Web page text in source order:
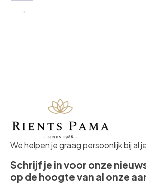
→
We helpen je graag persoonlijk bij al
Schrijf je in voor onze
op de hoogte van al onze